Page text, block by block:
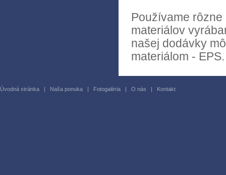
Používame
materiálov
našej dodávky
materiálom -
Úvodná stránka | Naša ponuka | Fotogaléria | O nás | Kontakt